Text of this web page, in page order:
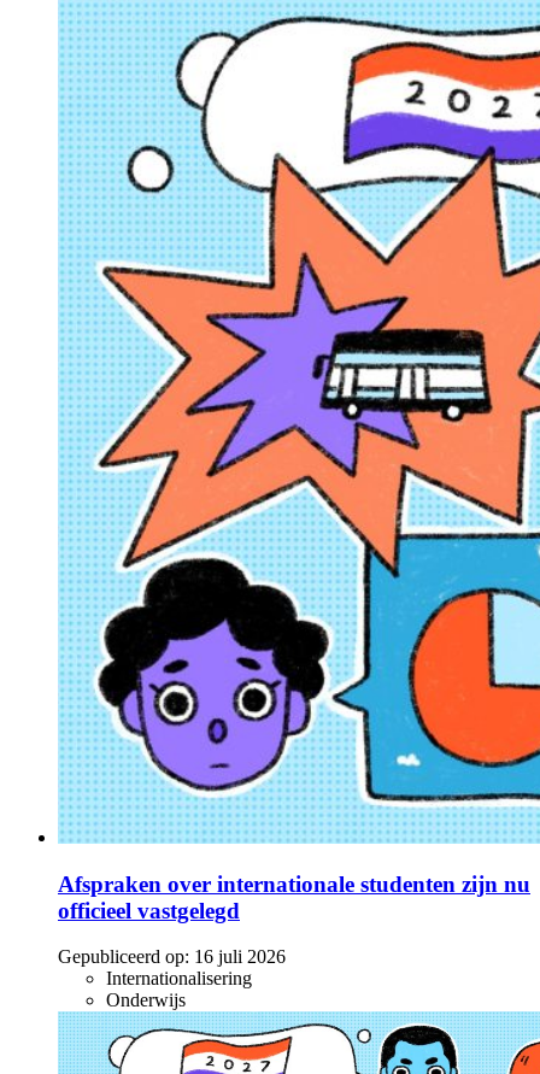
Afspraken over internationale studenten zijn nu
officieel vastgelegd
Gepubliceerd op: 16 juli 2026
Internationalisering
Onderwijs